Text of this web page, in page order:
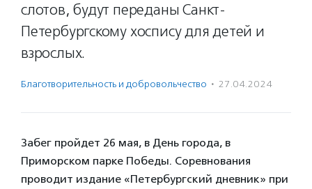
слотов, будут переданы Санкт-
Петербургскому хоспису для детей и
взрослых.
Благотвори­тель­ность и доброволь­чест­во · 27.04.2024
Забег пройдет 26 мая, в День города, в
Приморском парке Победы. Соревнования
проводит издание «Петербургский дневник» при